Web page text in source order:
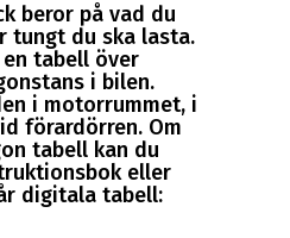
beror på vad du
tungt du ska lasta.
tabell över
i bilen.
i motorrummet, i
förardörren. Om
tabell kan du
eller
digitala tabell: